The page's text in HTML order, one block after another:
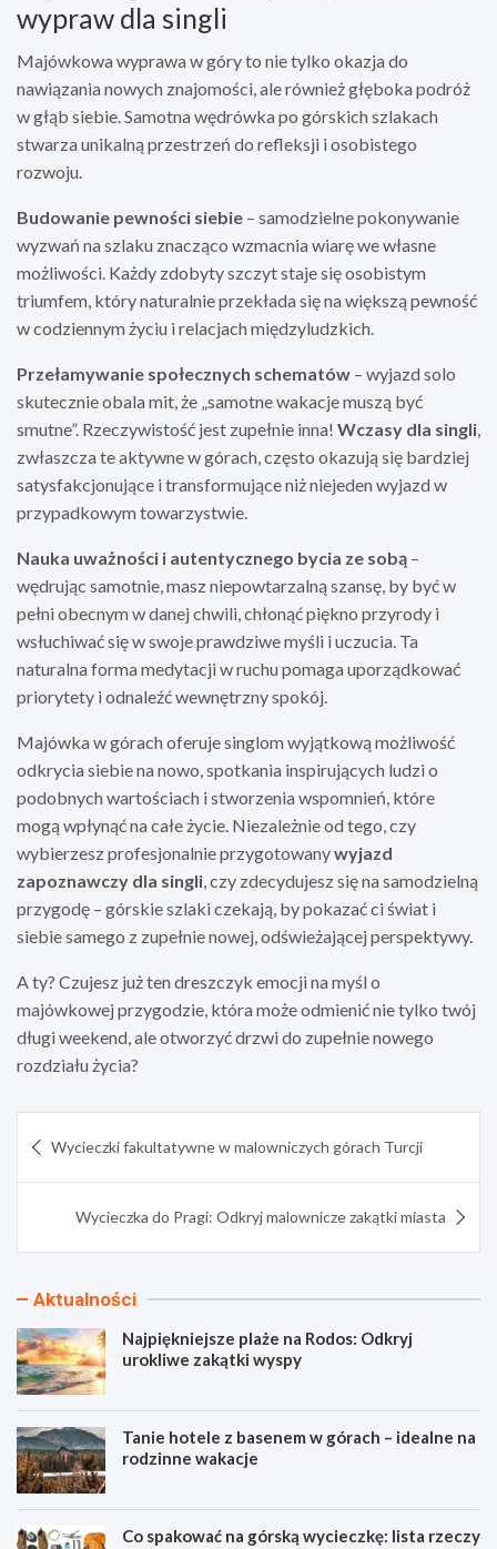
wypraw dla singli
Majówkowa wyprawa w góry to nie tylko okazja do
nawiązania nowych znajomości, ale również głęboka podróż
w głąb siebie. Samotna wędrówka po górskich szlakach
stwarza unikalną przestrzeń do refleksji i osobistego
rozwoju.
Budowanie pewności siebie – samodzielne pokonywanie
wyzwań na szlaku znacząco wzmacnia wiarę we własne
możliwości. Każdy zdobyty szczyt staje się osobistym
triumfem, który naturalnie przekłada się na większą pewność
w codziennym życiu i relacjach międzyludzkich.
Przełamywanie społecznych schematów – wyjazd solo
skutecznie obala mit, że „samotne wakacje muszą być
smutne”. Rzeczywistość jest zupełnie inna! Wczasy dla singli
zwłaszcza te aktywne w górach, często okazują się bardziej
satysfakcjonujące i transformujące niż niejeden wyjazd w
przypadkowym towarzystwie.
Nauka uważności i autentycznego bycia ze sobą –
wędrując samotnie, masz niepowtarzalną szansę, by być w
pełni obecnym w danej chwili, chłonąć piękno przyrody i
wsłuchiwać się w swoje prawdziwe myśli i uczucia. Ta
naturalna forma medytacji w ruchu pomaga uporządkować
priorytety i odnaleźć wewnętrzny spokój.
Majówka w górach oferuje singlom wyjątkową możliwość
odkrycia siebie na nowo, spotkania inspirujących ludzi o
podobnych wartościach i stworzenia wspomnień, które
mogą wpłynąć na całe życie. Niezależnie od tego, czy
wybierzesz profesjonalnie przygotowanywyjazd
zapoznawczy dla singli , czy zdecydujesz się na samodzielną
przygodę – górskie szlaki czekają, by pokazać ci świat i
siebie samego z zupełnie nowej, odświeżającej perspektywy.
A ty? Czujesz już ten dreszczyk emocji na myśl o
majówkowej przygodzie, która może odmienić nie tylko twój
długi weekend, ale otworzyć drzwi do zupełnie nowego
rozdziału życia?
wpisu
Wycieczki fakultatywne w malowniczych górach Turcji
Wycieczka do Pragi: Odkryj malownicze zakątki miasta
Aktualności
Najpiękniejsze plaże na Rodos: Odkryj
urokliwe zakątki wyspy
Tanie hotele z basenem w górach – idealne na
rodzinne wakacje
Co spakować na górską wycieczkę: lista rzeczy